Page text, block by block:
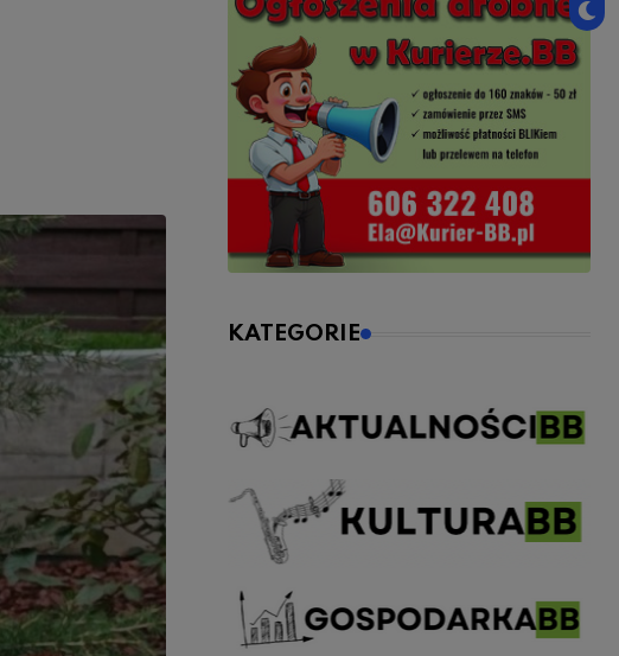
KATEGORIE